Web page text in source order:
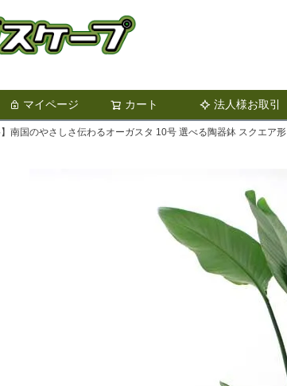
マイページ カート 法人様お取引
検索
】南国のやさしさ伝わるオーガスタ 10号 選べる陶器鉢 スクエア形